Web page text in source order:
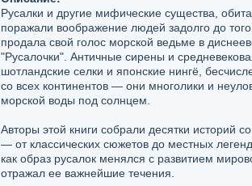
Русалки и другие мифические существа,
поражали воображение людей задолго до
продала свой голос морской ведьме в
"Русалочки". Античные сирены и
шотландские селки и японские нингё,
со всех континентов — они многолики и
морской воды под солнцем.
Авторы этой книги собрали десятки историй
— от классических сюжетов до местных
как образ русалок менялся с развитием
отражал ее важнейшие течения.